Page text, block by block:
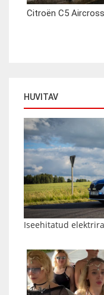
Citroën C5
HUVITAV
Iseehitatud